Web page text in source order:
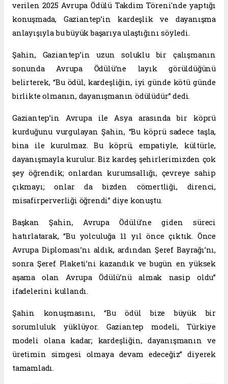
verilen 2025 Avrupa Ödülü Takdim Töreni'nde yaptığı
konuşmada, Gaziantep’in kardeşlik ve dayanışma
anlayışıyla bu büyük başarıya ulaştığını söyledi.
Şahin, Gaziantep’in uzun soluklu bir çalışmanın
sonunda Avrupa Ödülü’ne layık görüldüğünü
belirterek, “Bu ödül, kardeşliğin, iyi günde kötü günde
birlikte olmanın, dayanışmanın ödülüdür” dedi.
Gaziantep’in Avrupa ile Asya arasında bir köprü
kurduğunu vurgulayan Şahin, “Bu köprü sadece taşla,
bina ile kurulmaz. Bu köprü, empatiyle, kültürle,
dayanışmayla kurulur. Biz kardeş şehirlerimizden çok
şey öğrendik; onlardan kurumsallığı, çevreye sahip
çıkmayı; onlar da bizden cömertliği, direnci,
misafirperverliği öğrendi” diye konuştu.
Başkan Şahin, Avrupa Ödülü’ne giden süreci
hatırlatarak, “Bu yolculuğa 11 yıl önce çıktık. Önce
Avrupa Diploması’nı aldık, ardından Şeref Bayrağı’nı,
sonra Şeref Plaketi’ni kazandık ve bugün en yüksek
aşama olan Avrupa Ödülü’nü almak nasip oldu”
ifadelerini kullandı.
Şahin konuşmasını, “Bu ödül bize büyük bir
sorumluluk yüklüyor. Gaziantep modeli, Türkiye
modeli olana kadar; kardeşliğin, dayanışmanın ve
üretimin simgesi olmaya devam edeceğiz” diyerek
tamamladı.